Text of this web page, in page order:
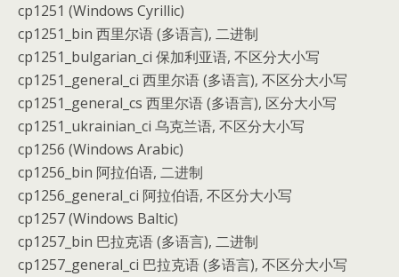
cp1251 (Windows Cyrillic)
cp1251_bin 西里尔语 (多语言), 二进制
cp1251_bulgarian_ci 保加利亚语, 不区分大小写
cp1251_general_ci 西里尔语 (多语言), 不区分大小写
cp1251_general_cs 西里尔语 (多语言), 区分大小写
cp1251_ukrainian_ci 乌克兰语, 不区分大小写
cp1256 (Windows Arabic)
cp1256_bin 阿拉伯语, 二进制
cp1256_general_ci 阿拉伯语, 不区分大小写
cp1257 (Windows Baltic)
cp1257_bin 巴拉克语 (多语言), 二进制
cp1257_general_ci 巴拉克语 (多语言), 不区分大小写